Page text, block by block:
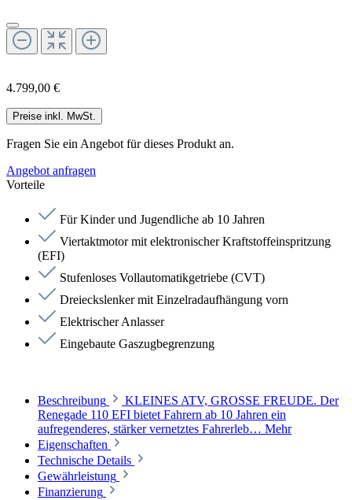
4.799,00 €
Preise inkl. MwSt.
Fragen Sie ein Angebot für dieses Produkt an.
Angebot anfragen
Vorteile
Für Kinder und Jugendliche ab 10 Jahren
Viertaktmotor mit elektronischer Kraftstoffeinspritzung
(EFI)
Stufenloses Vollautomatikgetriebe (CVT)
Dreieckslenker mit Einzelradaufhängung vorn
Elektrischer Anlasser
Eingebaute Gaszugbegrenzung
Beschreibung
KLEINES ATV, GROSSE FREUDE. Der
Renegade 110 EFI bietet Fahrern ab 10 Jahren ein
aufregenderes, stärker vernetztes Fahrerleb… Mehr
Eigenschaften
Technische Details
Gewährleistung
Finanzierung